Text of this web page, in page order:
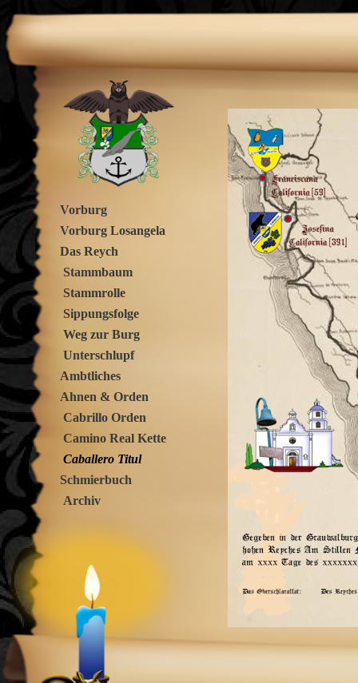
Vorburg
Vorburg Losangela
Das Reych
Stammbaum
Stammrolle
Sippungsfolge
Weg zur Burg
Unterschlupf
Ambtliches
Ahnen & Orden
Cabrillo Orden
Camino Real Kette
Caballero Titul
Schmierbuch
Archiv